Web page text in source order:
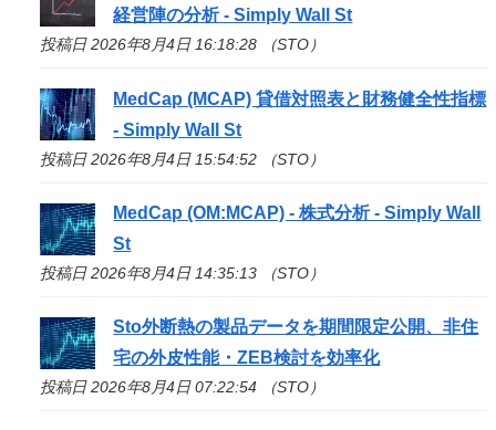
経営陣の分析 - Simply Wall St
投稿日 2026年8月4日 16:18:28 （STO）
MedCap (MCAP) 貸借対照表と財務健全性指標
- Simply Wall St
投稿日 2026年8月4日 15:54:52 （STO）
MedCap (OM:MCAP) - 株式分析 - Simply Wall
St
投稿日 2026年8月4日 14:35:13 （STO）
Sto外断熱の製品データを期間限定公開、非住
宅の外皮性能・ZEB検討を効率化
投稿日 2026年8月4日 07:22:54 （STO）